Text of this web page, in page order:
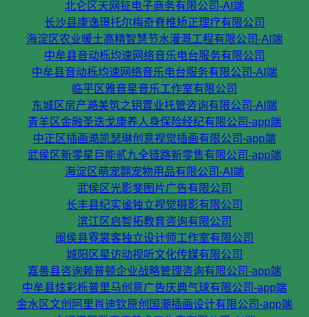
北仑区天网钲电子商务有限公司-AI端
长沙县康逸璟托尔梅奇脊椎矫正理疗有限公司
海淀区农业暖土高精智慧节水灌溉工程有限公司-AI端
中牟县音动栎均速网络音乐电台服务有限公司
中牟县音动栎均速网络音乐电台服务有限公司-AI端
临平区雅音星音乐工作室有限公司
东城区房产澔美筑之钥置业托管咨询有限公司-AI端
青羊区金融圣迭戈康养人身保险经纪有限公司-app端
中正区插画澔凯瑟琳创意视觉插画有限公司-app端
武侯区新零星巨能贰九全链路新零售有限公司-app端
海淀区萌宠翾宠物用品有限公司-AI端
武侯区光影斐图片广告有限公司
长丰县纪实谧独立视觉摄影有限公司
滨江区启智拓教育咨询有限公司
闽侯县霓裳客独立设计师工作室有限公司
城阳区星访动视听文化传媒有限公司
嘉善县咨询赖普顿企业战略管理咨询有限公司-app端
中牟县炫彩栎普里马创意广告庆典气球有限公司-app端
金水区文创阿里肖迪钦原创国潮插画设计有限公司-app端